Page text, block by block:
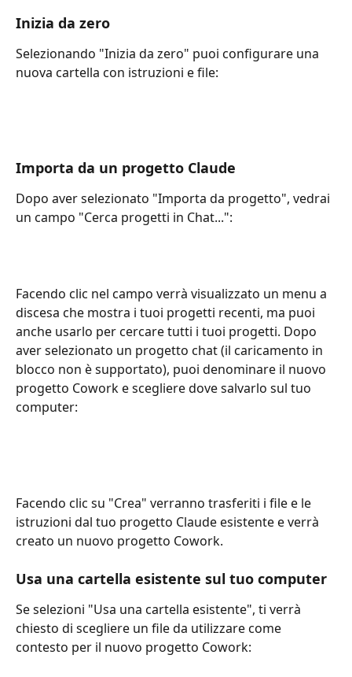
Inizia da zero
Selezionando "Inizia da zero" puoi configurare una
nuova cartella con istruzioni e file:
Importa da un progetto Claude
Dopo aver selezionato "Importa da progetto", vedrai
un campo "Cerca progetti in Chat...":
Facendo clic nel campo verrà visualizzato un menu a
discesa che mostra i tuoi progetti recenti, ma puoi
anche usarlo per cercare tutti i tuoi progetti. Dopo
aver selezionato un progetto chat (il caricamento in
blocco non è supportato), puoi denominare il nuovo
progetto Cowork e scegliere dove salvarlo sul tuo
computer:
Facendo clic su "Crea" verranno trasferiti i file e le
istruzioni dal tuo progetto Claude esistente e verrà
creato un nuovo progetto Cowork.
Usa una cartella esistente sul tuo computer
Se selezioni "Usa una cartella esistente", ti verrà
chiesto di scegliere un file da utilizzare come
contesto per il nuovo progetto Cowork: